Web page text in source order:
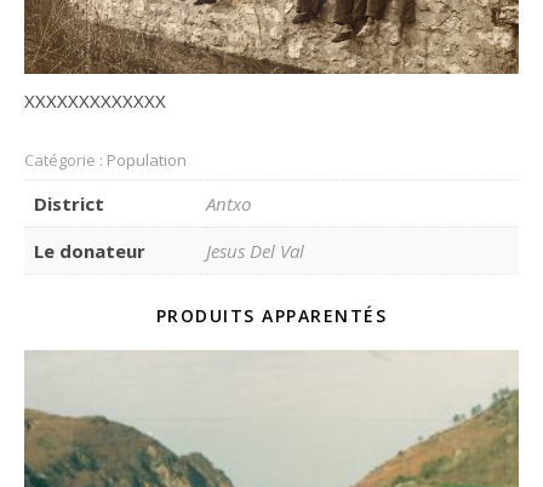
XXXXXXXXXXXXX
Catégorie : Population
District
Antxo
Le donateur
Jesus Del Val
PRODUITS APPARENTÉS